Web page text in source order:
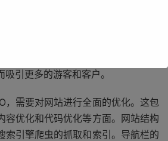
引更多的游客和客户。
，需要对网站进行全面的优化。这包
容优化和代码优化等方面。网站结构
索引擎爬虫的抓取和索引。导航栏的